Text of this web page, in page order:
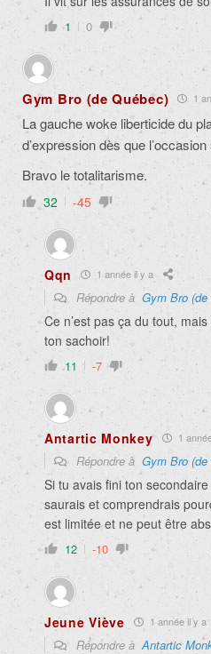
1 0
Gym Bro (de Québec) 1
La gauche woke liberticide du
d’expression dès que
Bravo le totalitarisme.
32 -45
Qqn 1 année il y a
Répondre à Gym Bro (de
Ce n’est pas ça du tout,
ton sachoir!
11 -7
Antartic Monkey 1
Répondre à Gym Bro (de
Si tu avais fini ton
saurais et comprendrais
est limitée et ne peut être
12 -10
Jeune Viève 1 année il y a
Répondre à Antartic